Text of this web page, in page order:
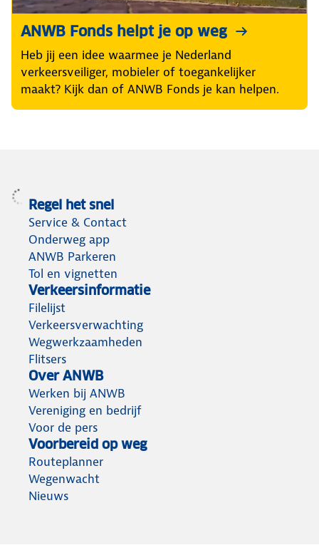
ANWB Fonds helpt je op weg
Heb jij een idee waarmee je Nederland
verkeersveiliger, mobieler of toegankelijker
maakt? Kijk dan of ANWB Fonds je kan helpen.
Regel het snel
Service & Contact
Onderweg app
ANWB Parkeren
Tol en vignetten
Verkeersinformatie
Filelijst
Verkeersverwachting
Wegwerkzaamheden
Flitsers
Over ANWB
Werken bij ANWB
Vereniging en bedrijf
Voor de pers
Voorbereid op weg
Routeplanner
Wegenwacht
Nieuws